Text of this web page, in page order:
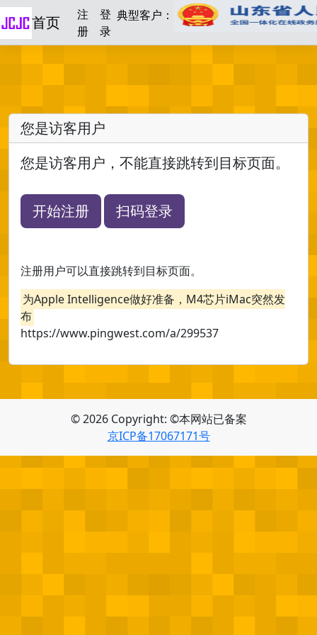
首页
注
册
登
录
典型客户：
您是访客用户
您是访客用户，不能直接跳转到目标页面。
开始注册 扫码登录
注册用户可以直接跳转到目标页面。
为Apple Intelligence做好准备，M4芯片iMac突然发
布
https://www.pingwest.com/a/299537
© 2026 Copyright: ©本网站已备案
京ICP备17067171号